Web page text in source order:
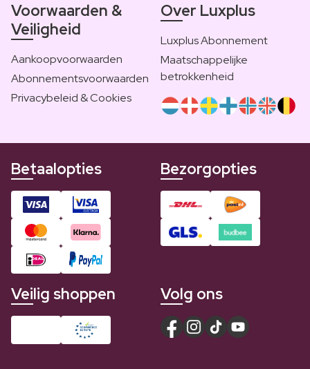
Voorwaarden &
Veiligheid
Aankoopvoorwaarden
Abonnementsvoorwaarden
Privacybeleid & Cookies
Over Luxplus
Luxplus Abonnement
Maatschappelijke
betrokkenheid
Betaalopties Bezorgopties
Veilig shoppen Volg ons